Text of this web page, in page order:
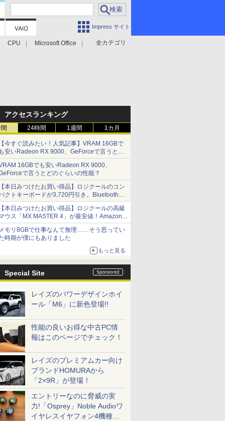
Impress サイト
全カテゴリ
CPU Microsoft Office
アクセスランキング
24時間 1週間 1カ月
今すぐ読みたい！人気記事】VRAM 16GBで
安いRadeon RX 9000、GeForceで言うとど
ぐらいの性能？ - PC Watch
16GBでも安いRadeon RX 9000、
で言うとどのぐらいの性能？
本日みつけたお買い得品】ロジクールのコン
クトキーボードが3,720円引き。Bluetoothで3
接続対応
本日みつけたお買い得品】ロジクールの高級
ウス「MX MASTER 4」が最安値！Amazonで
千円弱の割引
モリ8GBで仕事なんて無理……そう思ってい
時期が僕にもありました
もっと見る
Special Site
レイズのパワーデザインホイ
ール「M6」に新色登場!!
性能の良いお得な中古PC情
報はこのページでチェック！
レイズのプレミアムカー向け
ブランドHOMURAから
「2×9R」が登場！
エントリーなのに脅威の実
力!「Osprey」Noble Audioワ
イヤレスイヤフォン4機種を